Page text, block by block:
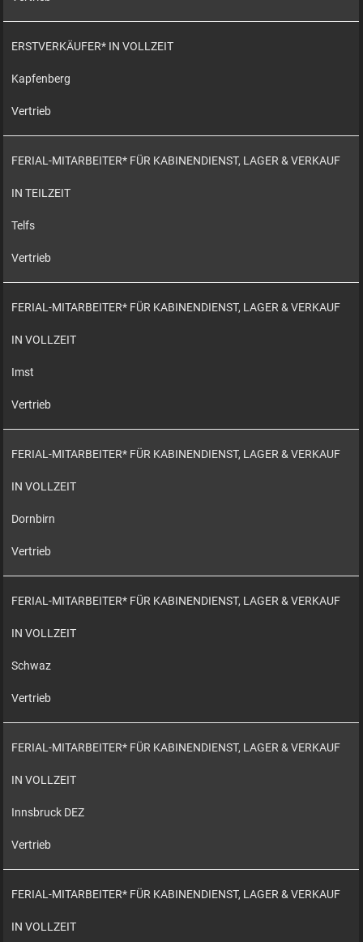
ERSTVERKÄUFER* IN VOLLZEIT
Kapfenberg
Vertrieb
FERIAL-MITARBEITER* FÜR KABINENDIENST, LAGER & VERKAUF
IN TEILZEIT
Telfs
Vertrieb
FERIAL-MITARBEITER* FÜR KABINENDIENST, LAGER & VERKAUF
IN VOLLZEIT
Imst
Vertrieb
FERIAL-MITARBEITER* FÜR KABINENDIENST, LAGER & VERKAUF
IN VOLLZEIT
Dornbirn
Vertrieb
FERIAL-MITARBEITER* FÜR KABINENDIENST, LAGER & VERKAUF
IN VOLLZEIT
Schwaz
Vertrieb
FERIAL-MITARBEITER* FÜR KABINENDIENST, LAGER & VERKAUF
IN VOLLZEIT
Innsbruck DEZ
Vertrieb
FERIAL-MITARBEITER* FÜR KABINENDIENST, LAGER & VERKAUF
IN VOLLZEIT